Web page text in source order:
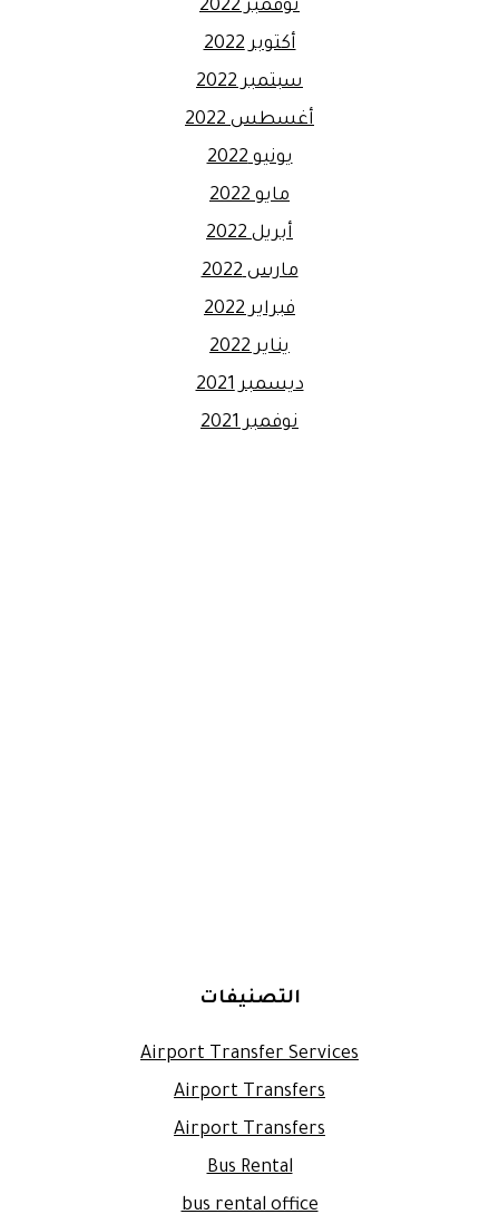
نوفمبر 2022
أكتوبر 2022
سبتمبر 2022
أغسطس 2022
يونيو 2022
مايو 2022
أبريل 2022
مارس 2022
فبراير 2022
يناير 2022
ديسمبر 2021
نوفمبر 2021
التصنيفات
Airport Transfer Services
Airport Transfers
Airport Transfers
Bus Rental
bus rental office